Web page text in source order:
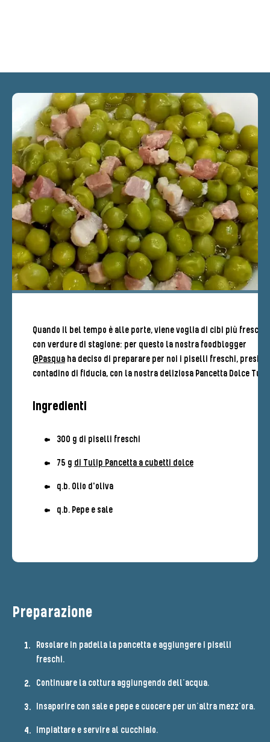
Quando il bel tempo è alle porte, viene voglia di cibi più freschi
con verdure di stagione: per questo la nostra foodblogger
@Pasquaha deciso di preparare per noi i piselli freschi, presi
contadino di fiducia, con la nostra deliziosa Pancetta Dolce
Ingredienti
300 g di piselli freschi
75 g di Tulip Pancetta a cubetti dolce
q.b. Olio d'oliva
q.b. Pepe e sale
Preparazione
Rosolare in padella la pancetta e aggiungere i piselli
freschi.
Continuare la cottura aggiungendo dell’acqua.
Insaporire con sale e pepe e cuocere per un’altra mezz’ora.
Impiattare e servire al cucchiaio.